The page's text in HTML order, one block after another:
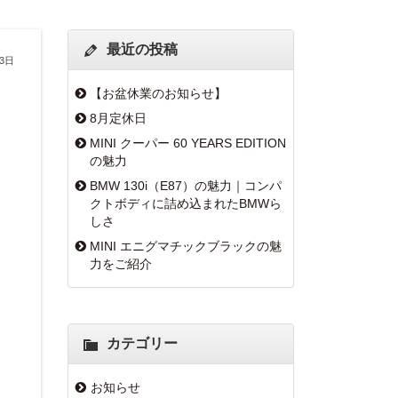
日
最近の投稿
【お盆休業のお知らせ】
8月定休日
MINI クーパー 60 YEARS EDITION
の魅力
BMW 130i（E87）の魅力｜コンパ
クトボディに詰め込まれたBMWら
しさ
MINI エニグマチックブラックの魅
力をご紹介
カテゴリー
お知らせ